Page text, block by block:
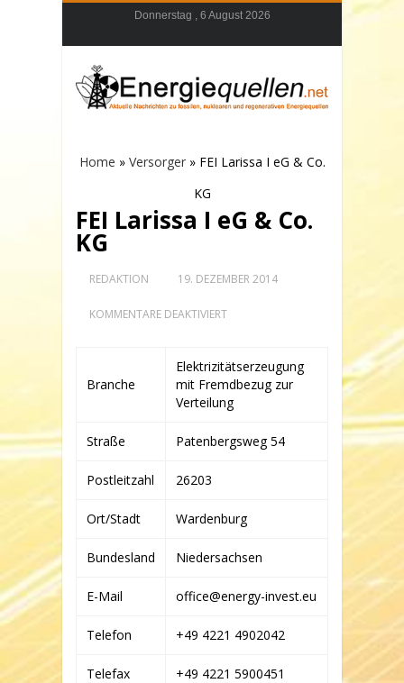
Donnerstag , 6 August 2026
Home » Versorger» FEI Larissa I eG & Co.
KG
FEI Larissa I eG & Co.
KG
REDAKTION 19. DEZEMBER 2014
KOMMENTARE DEAKTIVIERTFÜR
EG
&
CO.
KG
Branche
Elektrizitätserzeugung
mit Fremdbezug zur
Verteilung
Straße Patenbergsweg 54
Postleitzahl 26203
Ort/Stadt Wardenburg
Bundesland Niedersachsen
E-Mail office@energy-invest.eu
Telefon +49 4221 4902042
Telefax +49 4221 5900451